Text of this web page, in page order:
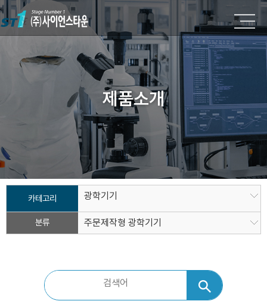
제품소개
카테고리 광학기기
분류 주문제작형 광학기기